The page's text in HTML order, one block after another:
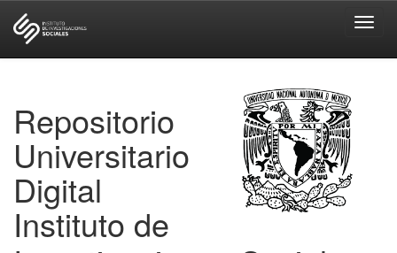
Repositorio
Universitario
Digital
Instituto de